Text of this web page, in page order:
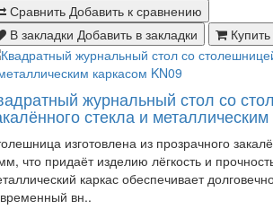
Сравнить Добавить к сравнению
В закладки Добавить в закладки Купить
журнальный стол со
стекла и
изготовлена из прозрачного
что придаёт изделию лёгкость и
каркас обеспечивает
вн..